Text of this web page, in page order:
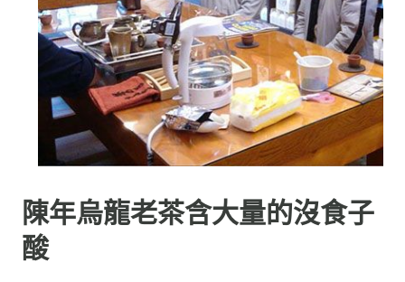
陳年烏龍老茶含大量的沒食子
酸